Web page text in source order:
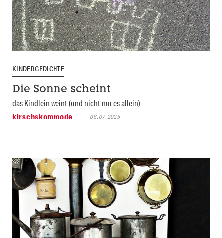
KINDERGEDICHTE
Die Sonne scheint
das Kindlein weint (und nicht nur es allein)
kirschskommode
08.07.2025